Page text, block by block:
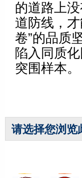
的道路上
道防线，
卷”的品质
陷入同质
突围样本。
请选择您浏览